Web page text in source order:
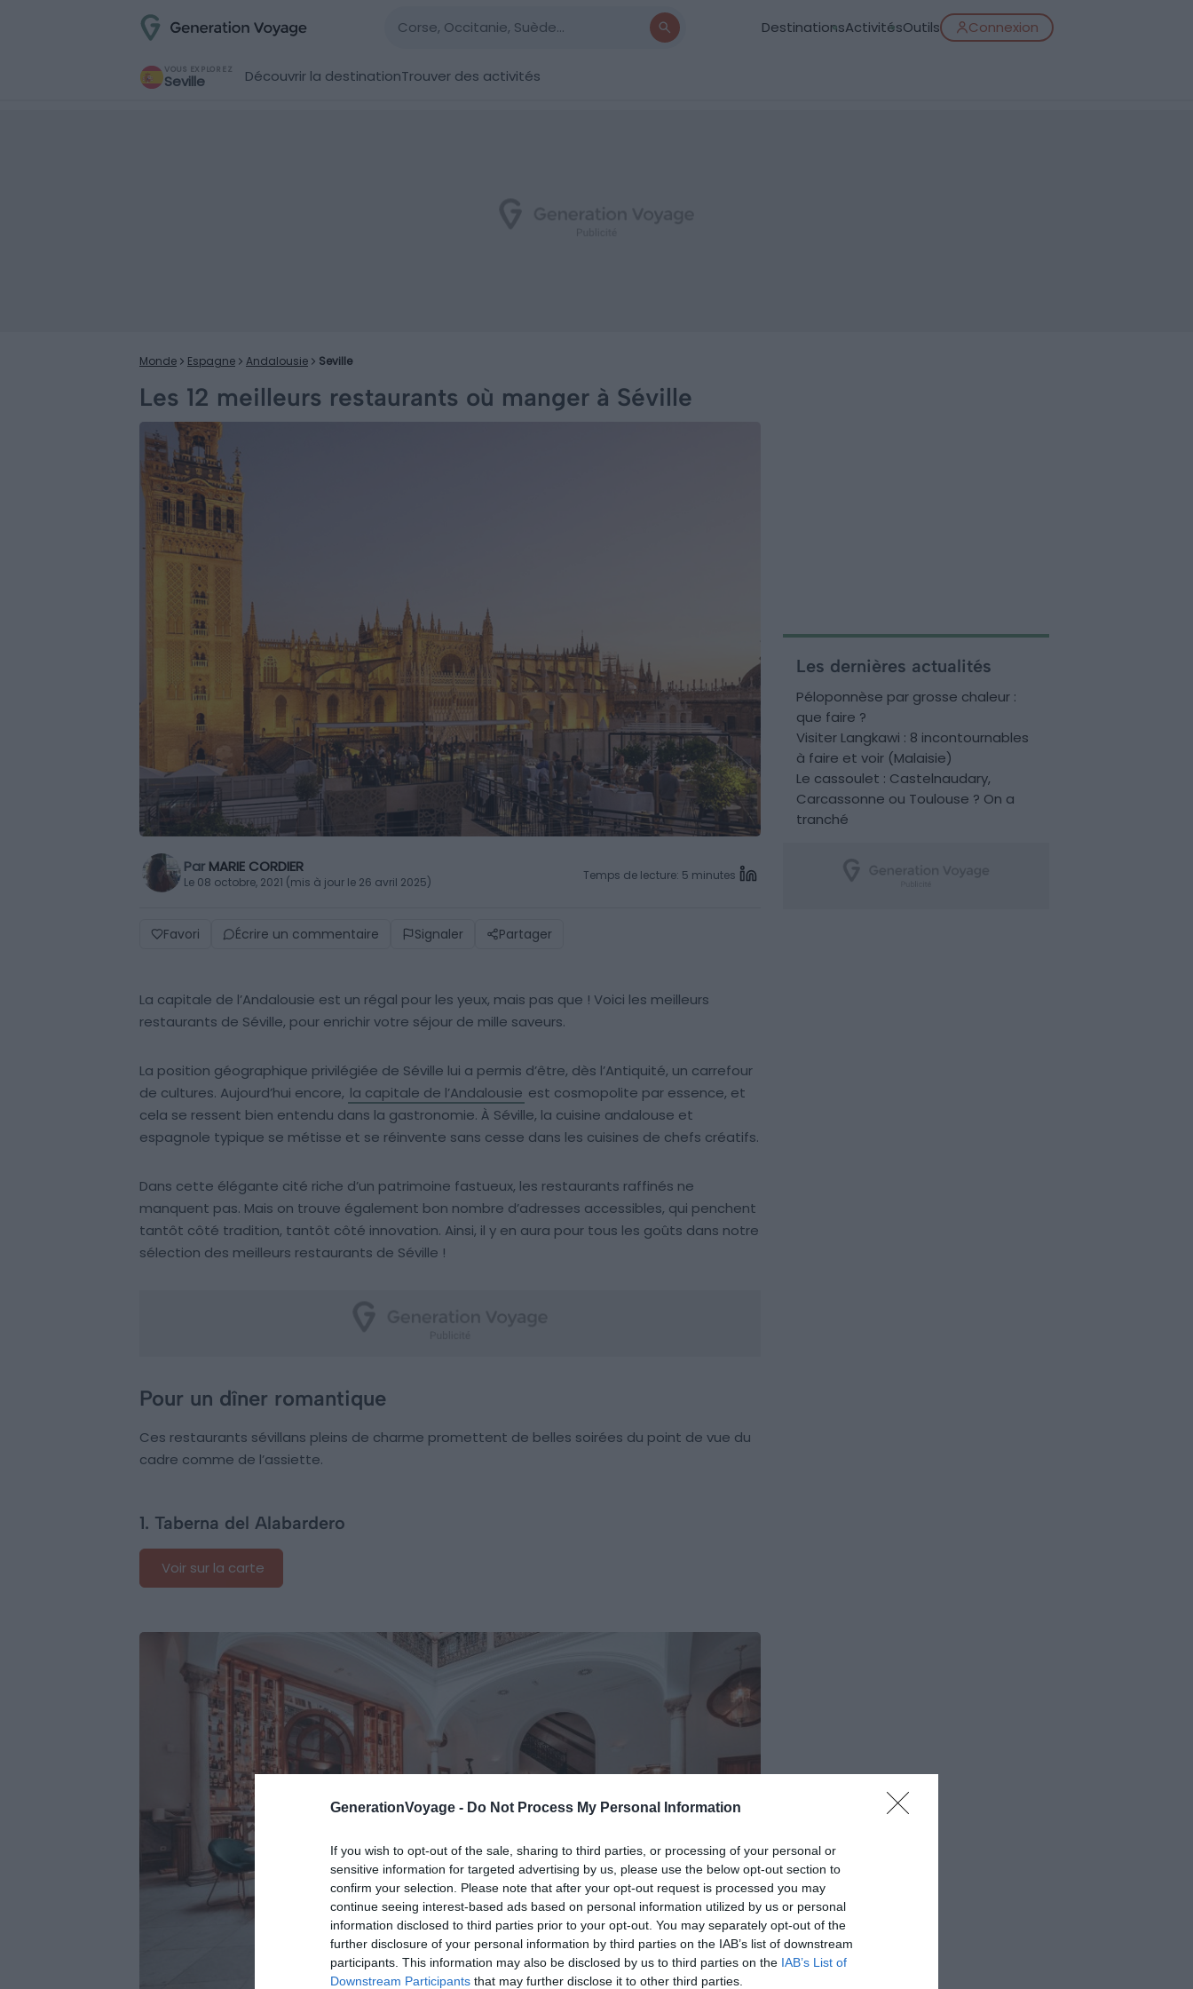
GenerationVoyage - Do Not Process My Personal Information
If you wish to opt-out of the sale, sharing to third parties, or processing of your personal or
sensitive information for targeted advertising by us, please use the below opt-out section to
confirm your selection. Please note that after your opt-out request is processed you may
continue seeing interest-based ads based on personal information utilized by us or personal
information disclosed to third parties prior to your opt-out. You may separately opt-out of the
further disclosure of your personal information by third parties on the IAB’s list of downstream
participants. This information may also be disclosed by us to third parties on the IAB’s List of
Downstream Participants that may further disclose it to other third parties.
DestinationsActivitésOutils Connexion
VOUS EXPLOREZ
Seville Découvrir la destinationTrouver des activités
Monde Espagne Andalousie Seville
Les 12 meilleurs restaurants où manger à Séville
Par MARIE CORDIER
Le 08 octobre, 2021 (mis à jour le 26 avril 2025) Temps de lecture: 5 minutes
Favori Écrire un commentaire Signaler Partager
La capitale de l’Andalousie est un régal pour les yeux, mais pas que ! Voici les meilleurs
restaurants de Séville, pour enrichir votre séjour de mille saveurs.
La position géographique privilégiée de Séville lui a permis d’être, dès l’Antiquité, un carrefour
de cultures. Aujourd’hui encore, la capitale de l’Andalousie est cosmopolite par essence, et
cela se ressent bien entendu dans la gastronomie. À Séville, la cuisine andalouse et
espagnole typique se métisse et se réinvente sans cesse dans les cuisines de chefs créatifs.
Dans cette élégante cité riche d’un patrimoine fastueux, les restaurants raffinés ne
manquent pas. Mais on trouve également bon nombre d’adresses accessibles, qui penchent
tantôt côté tradition, tantôt côté innovation. Ainsi, il y en aura pour tous les goûts dans notre
sélection des meilleurs restaurants de Séville !
Pour un dîner romantique
Ces restaurants sévillans pleins de charme promettent de belles soirées du point de vue du
cadre comme de l’assiette.
1. Taberna del Alabardero
Voir sur la carte
Les dernières actualités
Péloponnèse par grosse chaleur :
que faire ?
Visiter Langkawi : 8 incontournables
à faire et voir (Malaisie)
Le cassoulet : Castelnaudary,
Carcassonne ou Toulouse ? On a
tranché